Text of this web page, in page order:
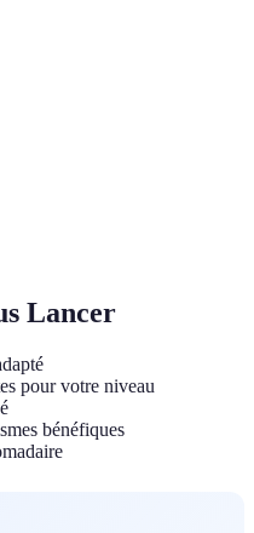
Lancer
pour votre niveau
bénéfiques